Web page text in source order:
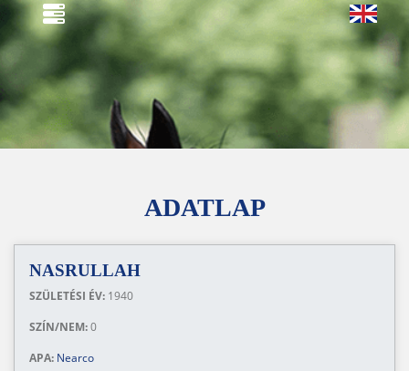
ADATLAP
NASRULLAH
SZÜLETÉSI ÉV: 1940
SZÍN/NEM:0
APA: Nearco